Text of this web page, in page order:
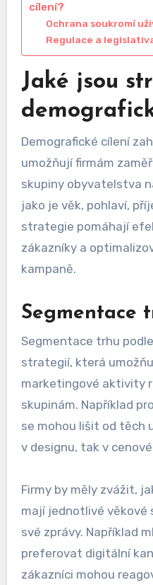
cílení?
Ochrana soukromí
Regulace a
Jaké jsou
Demografické cílení
umožňují firmám
skupiny obyvatelstva
jako je věk, pohlaví,
strategie pomáhají
zákazníky a
kampaně.
Segmentace
Segmentace trhu
strategií, která
marketingové aktivity
skupinám. Například
se mohou lišit od těch
v designu, tak v
Firmy by měly zvážit,
mají jednotlivé věkové
své zprávy. Například
preferovat digitální
zákazníci mohou